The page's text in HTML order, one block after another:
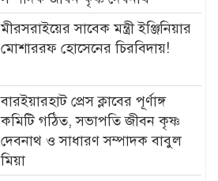
মীরসরাইয়ের সাবেক মন্ত্রী ইঞ্জিনিয়ার
মোশাররফ হোসেনের চিরবিদায়!
বারইয়ারহাট প্রেস ক্লাবের পূর্ণাঙ্গ
কমিটি গঠিত, সভাপতি জীবন কৃষ্ণ
দেবনাথ ও সাধারণ সম্পাদক বাবুল
মিয়া